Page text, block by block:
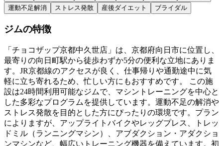
運動不足解消
ストレス発散 産後ダイエット ブライダル
ジムの特徴
「チョコザップ京都中久世店」は、京都府向日市に位置し、
最寄りの向日町駅から徒歩わずか5分の便利な立地にありま
す。JR京都線のアクセスが良く、仕事帰りや通勤途中に気
軽に立ち寄れるため、忙しい方にもおすすめです。 この施
設は24時間利用可能なジムで、マシントレーニングを中心と
した多彩なプログラムを提供しています。運動不足の解消や
ストレス発散を目的とした方にぴったりの環境です。プラン
によりますが、アップライトバイクやレッグプレス、トレッ
ドミル（ランニングマシン）、アブダクション・アダクショ
ンマシンなど、幅広いトレーニング機器を備えています。初